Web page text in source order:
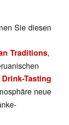
Sie diesen
Traditions,
Drink-Tasting
neue